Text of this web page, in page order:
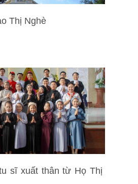
Thị Nghè
sĩ xuất thân từ Họ Thị